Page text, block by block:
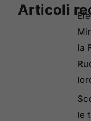
Articoli
la
le